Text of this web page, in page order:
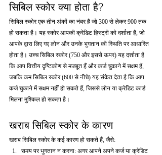
सिबिल स्कोर क्या होता है?
सिबिल स्कोर एक तीन अंकों का नंबर है जो 300 से लेकर 900 तक
हो सकता है। यह स्कोर आपकी क्रेडिट हिस्ट्री को दर्शाता है, जो
आपके द्वारा लिए गए लोन और उनके भुगतान की स्थिति पर आधारित
होता है। उच्च सिबिल स्कोर (750 और इससे ऊपर) यह दर्शाता है
कि आप वित्तीय दृष्टिकोण से मजबूत हैं और कर्ज चुकाने में सक्षम हैं,
जबकि कम सिबिल स्कोर (600 से नीचे) यह संकेत देता है कि आप
कर्ज चुकाने में सक्षम नहीं हो सकते हैं, जिससे लोन या क्रेडिट कार्ड
मिलना मुश्किल हो सकता है।
खराब सिबिल स्कोर के कारण
खराब सिबिल स्कोर के कई कारण हो सकते हैं, जैसे:
समय पर भुगतान न करना: अगर आपने अपने कर्ज या क्रेडिट